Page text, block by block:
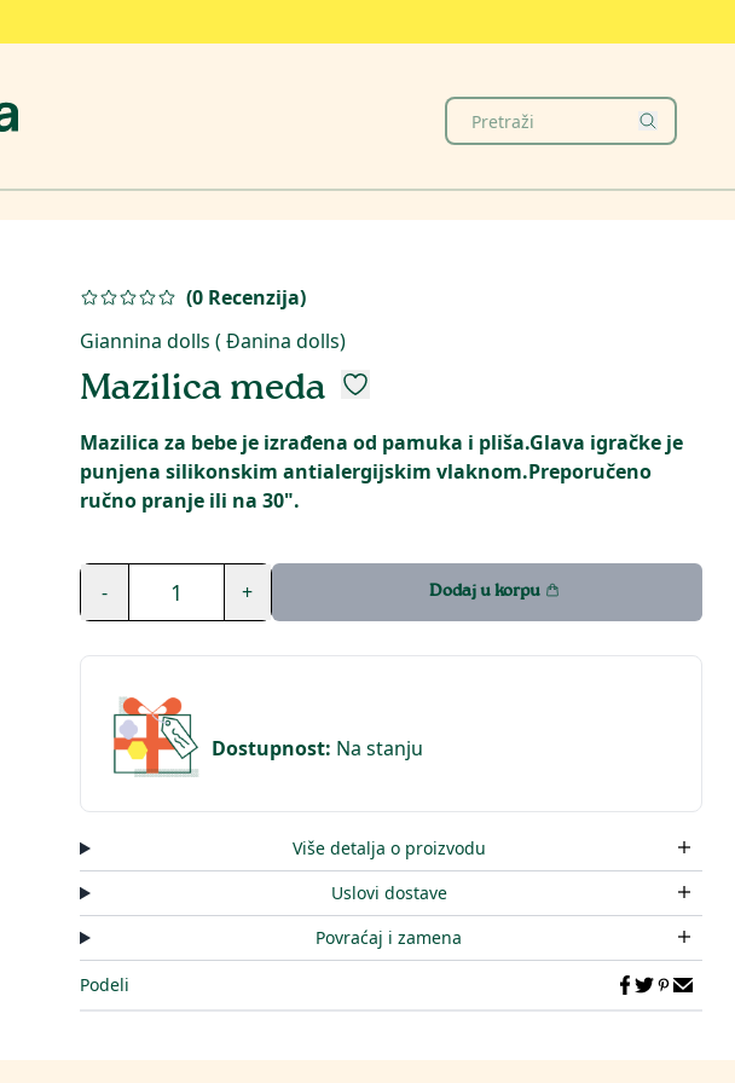
(0 Recenzija)
Giannina dolls ( Đanina dolls)
Mazilica meda
Mazilica za bebe je izrađena od pamuka i pliša.Glava igračke je
punjena silikonskim antialergijskim vlaknom.Preporučeno
ručno pranje ili na 30".
- 1 + Dodaj u korpu
Dostupnost: Na stanju
Više detalja o proizvodu
Uslovi dostave
Povraćaj i zamena
Podeli